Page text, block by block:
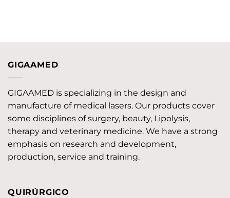
GIGAAMED
GIGAAMED is specializing in the design and
manufacture of medical lasers. Our products cover
some disciplines of surgery, beauty, Lipolysis,
therapy and veterinary medicine. We have a strong
emphasis on research and development,
production, service and training.
QUIRÚRGICO